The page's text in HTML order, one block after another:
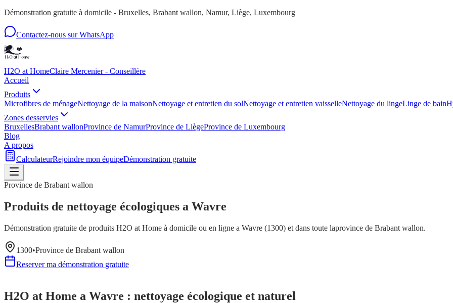
Démonstration gratuite à domicile - Bruxelles, Brabant wallon, Namur, Liège, Luxembourg
Contactez-nous sur WhatsApp
H2O at HomeClaire Mercenier - Conseillère
Accueil
Produits
Microfibres de ménageNettoyage de la maisonNettoyage et entretien du solNettoyage et entretien vaisselleNettoyage du lingeLinge de bain
Zones desservies
BruxellesBrabant wallonProvince de NamurProvince de LiègeProvince de Luxembourg
Blog
A propos
CalculateurRejoindre mon équipeDémonstration gratuite
Province de Brabant wallon
Produits de nettoyage écologiques a Wavre
Démonstration gratuite de produits H2O at Home à domicile ou en ligne a Wavre (1300) et dans toute laprovince de Brabant wallon.
1300•Province de Brabant wallon
Reserver ma démonstration gratuite
H2O at Home a Wavre : nettoyage écologique et naturel